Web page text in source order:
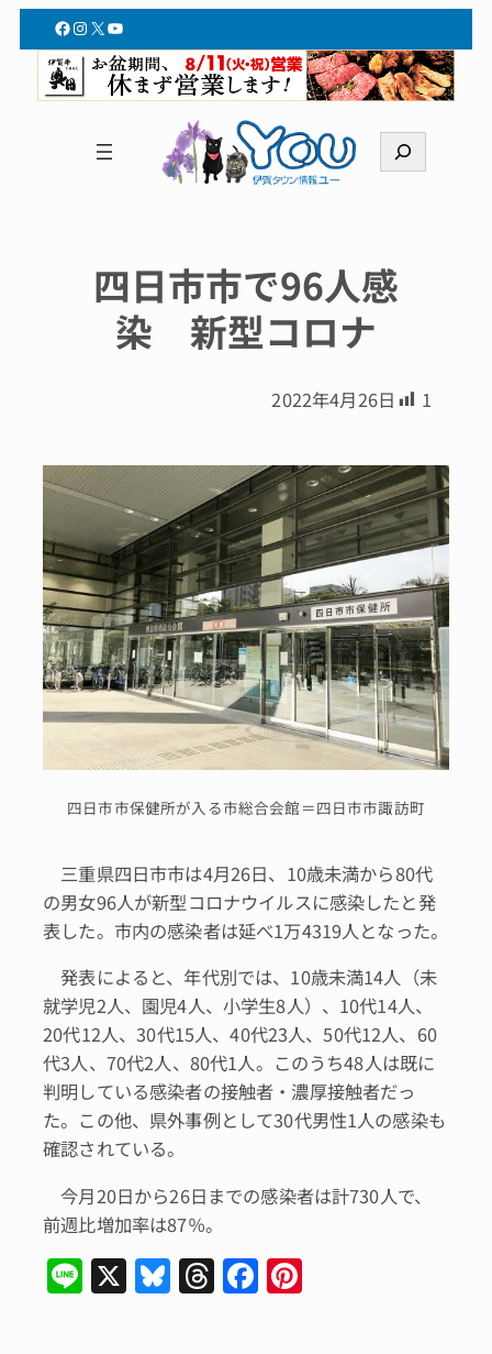
Facebook
Instagram
X YouTube
索
四日市市で96人感
染 新型コロナ
2022年4月26日 1
四日市市保健所が入る市総合会館＝四日市市諏訪町
三重県四日市市は4月26日、10歳未満から80代
の男女96人が新型コロナウイルスに感染したと発
表した。市内の感染者は延べ1万4319人となった。
発表によると、年代別では、10歳未満14人（未
就学児2人、園児4人、小学生8人）、10代14人、
20代12人、30代15人、40代23人、50代12人、60
代3人、70代2人、80代1人。このうち48人は既に
判明している感染者の接触者・濃厚接触者だっ
た。この他、県外事例として30代男性1人の感染も
確認されている。
今月20日から26日までの感染者は計730人で、
前週比増加率は87％。
Li
n
X Bl
u
T
hr
F
a